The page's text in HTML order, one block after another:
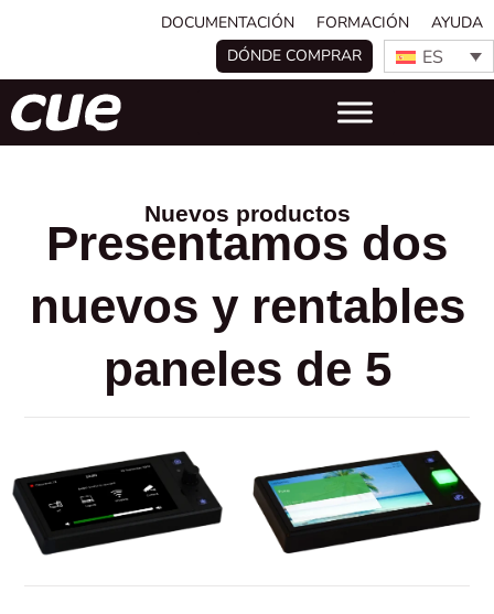
DOCUMENTACIÓN FORMACIÓN
AYUDA
DÓNDE COMPRAR
ES
Nuevos productos
Presentamos dos
nuevos y rentables
paneles de 5